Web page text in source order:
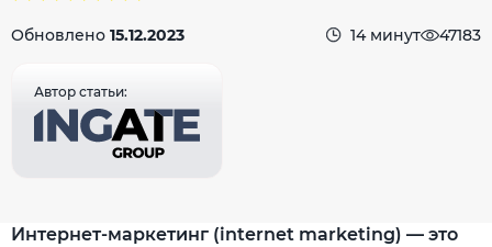
Обновлено 15.12.2023 14 минут 47183
Автор статьи:
Интернет-маркетинг (internet marketing) — это